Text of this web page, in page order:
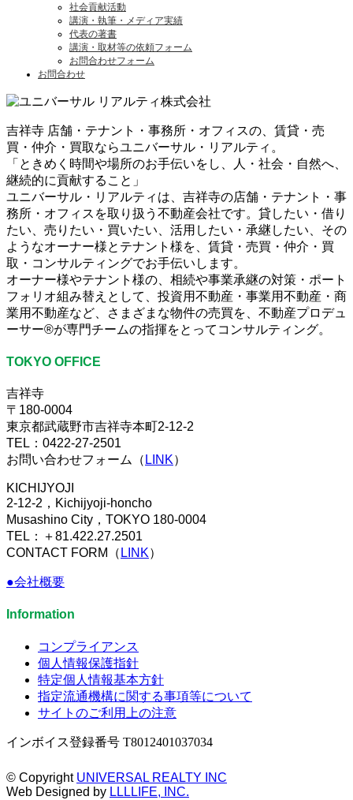
社会貢献活動
講演・執筆・メディア実績
代表の著書
講演・取材等の依頼フォーム
お問合わせフォーム
お問合わせ
吉祥寺 店舗・テナント・事務所・オフィスの、賃貸・売
買・仲介・買取ならユニバーサル・リアルティ。
「ときめく時間や場所のお手伝いをし、人・社会・自然へ、
継続的に貢献すること」
ユニバーサル・リアルティは、吉祥寺の店舗・テナント・事
務所・オフィスを取り扱う不動産会社です。貸したい・借り
たい、売りたい・買いたい、活用したい・承継したい、その
ようなオーナー様とテナント様を、賃貸・売買・仲介・買
取・コンサルティングでお手伝いします。
オーナー様やテナント様の、相続や事業承継の対策・ポート
フォリオ組み替えとして、投資用不動産・事業用不動産・商
業用不動産など、さまざまな物件の売買を、不動産プロデュ
ーサー®が専門チームの指揮をとってコンサルティング。
TOKYO OFFICE
吉祥寺
〒180-0004
東京都武蔵野市吉祥寺本町2-12-2
TEL：0422-27-2501
お問い合わせフォーム（ LINK）
KICHIJYOJI
2-12-2，Kichijyoji-honcho
Musashino City，TOKYO 180-0004
TEL：＋81.422.27.2501
CONTACT FORM（ LINK）
●会社概要
Information
コンプライアンス
個人情報保護指針
特定個人情報基本方針
指定流通機構に関する事項等について
サイトのご利用上の注意
インボイス登録番号 T8012401037034
© Copyright UNIVERSAL REALTY INC
Web Designed by LLLLIFE, INC.